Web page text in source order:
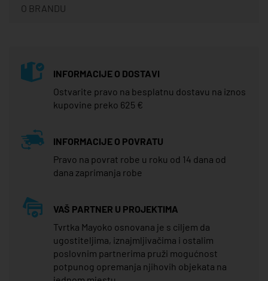
O BRANDU
INFORMACIJE O DOSTAVI
Ostvarite pravo na besplatnu dostavu na iznos
kupovine preko 625 €
INFORMACIJE O POVRATU
Pravo na povrat robe u roku od 14 dana od
dana zaprimanja robe
VAŠ PARTNER U PROJEKTIMA
Tvrtka Mayoko osnovana je s ciljem da
ugostiteljima, iznajmljivačima i ostalim
poslovnim partnerima pruži mogućnost
potpunog opremanja njihovih objekata na